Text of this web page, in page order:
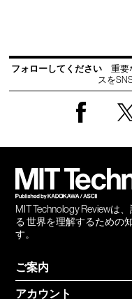
フォローしてください
重要
スを
MIT Technology Reviewは
る 世界を理解するための
す。
ご案内
アカウント